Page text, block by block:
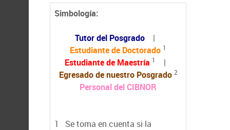
Simbología:
Tutor del Posgrado |
Estudiante de Doctorado 1
Estudiante de Maestría 1
|
Egresado de nuestro Posgrado 2
Personal del CIBNOR
1
Se toma en cuenta si la